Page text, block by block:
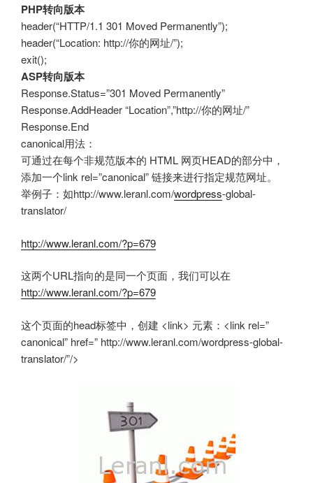
PHP转向版本
header(“HTTP/1.1 301 Moved Permanently”);
header(“Location: http://你的网址/”);
exit();
ASP转向版本
Response.Status=”301 Moved Permanently”
Response.AddHeader “Location”,”http://你的网址/”
Response.End
canonical用法：
可通过在每个非规范版本的 HTML 网页HEAD的部分中，
添加一个link rel=”canonical” 链接来进行指定规范网址。
举例子：如http://www.leranl.com/wordpress-global-
translator/
http://www.leranl.com/?p=679
这两个URL指向的是同一个页面，我们可以在
http://www.leranl.com/?p=679
这个页面的head标签中，创建 <link> 元素：<link rel=”
canonical” href=” http://www.leranl.com/wordpress-global-
translator/”/>